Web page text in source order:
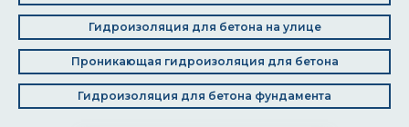
Гидроизоляция для бетона на улице
Проникающая гидроизоляция для бетона
Гидроизоляция для бетона фундамента